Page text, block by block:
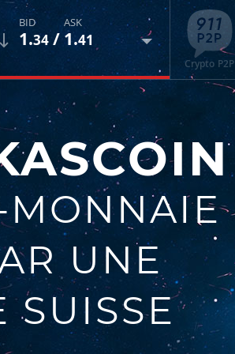
1.34/ 1.41
Crypto P2P
MONNAIE
UNE
SUISSE